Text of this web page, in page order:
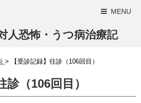
MENU
人恐怖・うつ病治療記
> 【受診記録】往診（106回目）
診（106回目）